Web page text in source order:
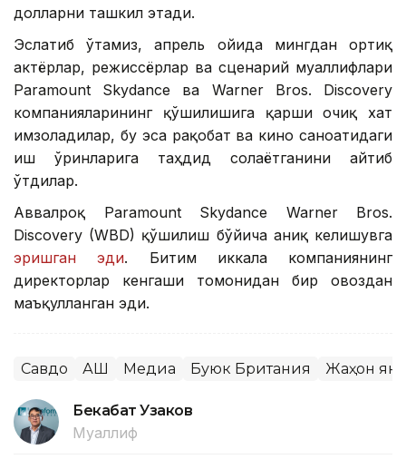
долларни ташкил этади.
Эслатиб ўтамиз, апрель ойида мингдан ортиқ
актёрлар, режиссёрлар ва сценарий муаллифлари
Paramount Skydance ва Warner Bros. Discovery
компанияларининг қўшилишига қарши очиқ хат
имзоладилар, бу эса рақобат ва кино саноатидаги
иш ўринларига таҳдид солаётганини айтиб
ўтдилар.
Аввалроқ Paramount Skydance Warner Bros.
Discovery (WBD) қўшилиш бўйича аниқ келишувга
эришган эди. Битим иккала компаниянинг
директорлар кенгаши томонидан бир овоздан
маъқулланган эди.
Савдо АҚШ Медиа Буюк Британия Жаҳон
Бекабат Узаков
Муаллиф